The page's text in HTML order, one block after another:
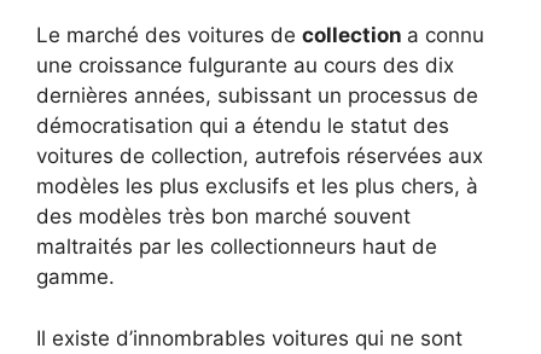
Le marché des voitures de collection a connu
une croissance fulgurante au cours des dix
dernières années, subissant un processus de
démocratisation qui a étendu le statut des
voitures de collection, autrefois réservées aux
modèles les plus exclusifs et les plus chers, à
des modèles très bon marché souvent
maltraités par les collectionneurs haut de
gamme.
Il existe d’innombrables voitures qui ne sont